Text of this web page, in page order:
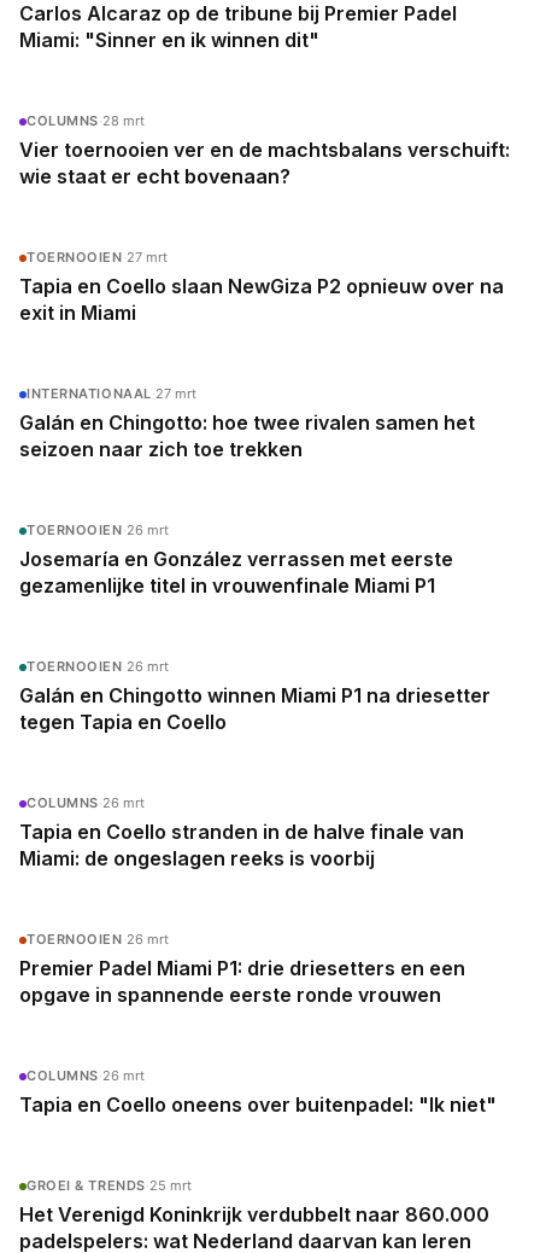
Carlos Alcaraz op de tribune bij Premier Padel
Miami: "Sinner en ik winnen dit"
COLUMNS·28 mrt
Vier toernooien ver en de machtsbalans verschuift:
wie staat er echt bovenaan?
TOERNOOIEN·27 mrt
Tapia en Coello slaan NewGiza P2 opnieuw over na
exit in Miami
INTERNATIONAAL·27 mrt
Galán en Chingotto: hoe twee rivalen samen het
seizoen naar zich toe trekken
TOERNOOIEN·26 mrt
Josemaría en González verrassen met eerste
gezamenlijke titel in vrouwenfinale Miami P1
TOERNOOIEN·26 mrt
Galán en Chingotto winnen Miami P1 na driesetter
tegen Tapia en Coello
COLUMNS·26 mrt
Tapia en Coello stranden in de halve finale van
Miami: de ongeslagen reeks is voorbij
TOERNOOIEN·26 mrt
Premier Padel Miami P1: drie driesetters en een
opgave in spannende eerste ronde vrouwen
COLUMNS·26 mrt
Tapia en Coello oneens over buitenpadel: "Ik niet"
GROEI & TRENDS·25 mrt
Het Verenigd Koninkrijk verdubbelt naar 860.000
padelspelers: wat Nederland daarvan kan leren